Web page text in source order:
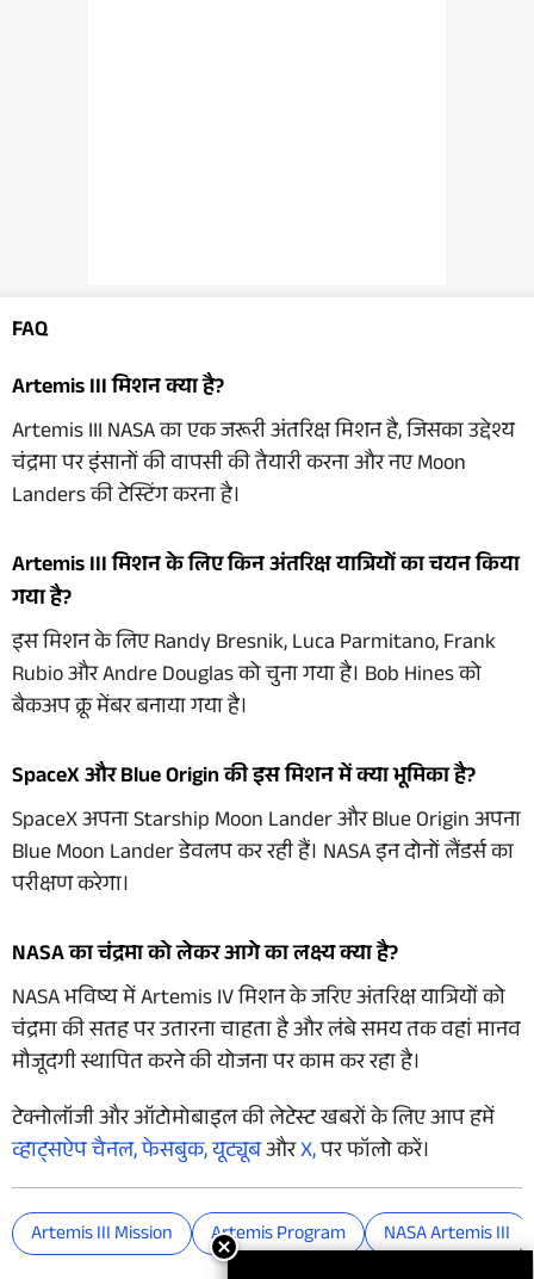
FAQ
Artemis III मिशन क्या है?
Artemis III NASA का एक जरूरी अंतरिक्ष मिशन है, जिसका उद्देश्य
चंद्रमा पर इंसानों की वापसी की तैयारी करना और नए Moon
Landers की टेस्टिंग करना है।
Artemis III मिशन के लिए किन अंतरिक्ष यात्रियों का चयन किया
गया है?
इस मिशन के लिए Randy Bresnik, Luca Parmitano, Frank
Rubio और Andre Douglas को चुना गया है। Bob Hines को
बैकअप क्रू मेंबर बनाया गया है।
SpaceX और Blue Origin की इस मिशन में क्या भूमिका है?
SpaceX अपना Starship Moon Lander और Blue Origin अपना
Blue Moon Lander डेवलप कर रही हैं। NASA इन दोनों लैंडर्स का
परीक्षण करेगा।
NASA का चंद्रमा को लेकर आगे का लक्ष्य क्या है?
NASA भविष्य में Artemis IV मिशन के जरिए अंतरिक्ष यात्रियों को
चंद्रमा की सतह पर उतारना चाहता है और लंबे समय तक वहां मानव
मौजूदगी स्थापित करने की योजना पर काम कर रहा है।
टेक्नोलॉजी और ऑटोमोबाइल की लेटेस्ट खबरों के लिए आप हमें
व्हाट्सऐप चैनल,फेसबुक,यूट्यूबऔरX,पर फॉलो करें।
Artemis III Mission Artemis Program NASA Artemis III